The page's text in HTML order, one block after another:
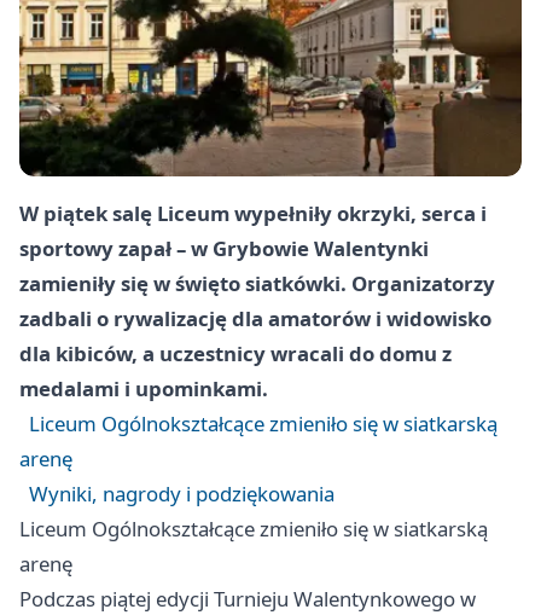
W piątek salę Liceum wypełniły okrzyki, serca i
sportowy zapał – w Grybowie Walentynki
zamieniły się w święto siatkówki. Organizatorzy
zadbali o rywalizację dla amatorów i widowisko
dla kibiców, a uczestnicy wracali do domu z
medalami i upominkami.
Liceum Ogólnokształcące zmieniło się w siatkarską
arenę
Wyniki, nagrody i podziękowania
Liceum Ogólnokształcące zmieniło się w siatkarską
arenę
Podczas piątej edycji Turnieju Walentynkowego w